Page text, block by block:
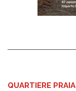
QUARTIERE PRAIA